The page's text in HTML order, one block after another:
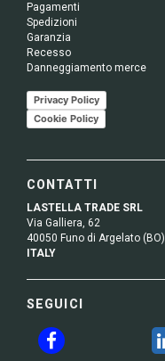
Pagamenti
Spedizioni
Garanzia
Recesso
Danneggiamento merce
Privacy Policy
Cookie Policy
CONTATTI
LASTELLA TRADE SRL
Via Galliera, 62
40050 Funo di Argelato (BO)
ITALY
SEGUICI